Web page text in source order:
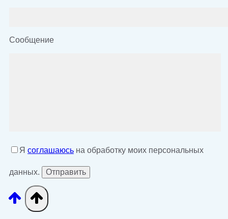
Сообщение
Я соглашаюсь на обработку моих персональных
данных.